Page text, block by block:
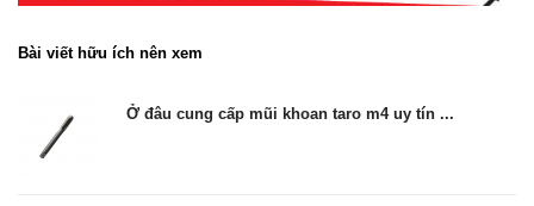
Bài viết hữu ích nên xem
Ở đâu cung cấp mũi khoan taro m4 uy tín ...